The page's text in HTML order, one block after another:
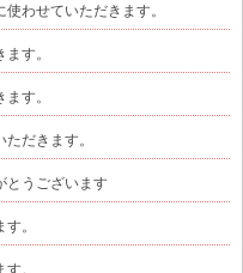
わせていただきます。
す。
す。
だきます。
とうございます
。
。